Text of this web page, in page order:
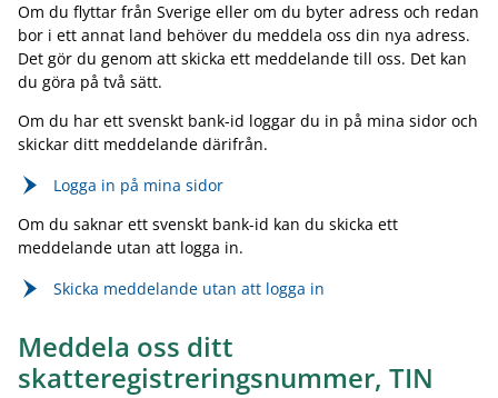
Om du flyttar från Sverige eller om du byter adress och redan
bor i ett annat land behöver du meddela oss din nya adress.
Det gör du genom att skicka ett meddelande till oss. Det kan
du göra på två sätt.
Om du har ett svenskt bank-id loggar du in på mina sidor och
skickar ditt meddelande därifrån.
Logga in på mina sidor
Om du saknar ett svenskt bank-id kan du skicka ett
meddelande utan att logga in.
Skicka meddelande utan att logga in
Meddela oss ditt
skatteregistreringsnummer, TIN